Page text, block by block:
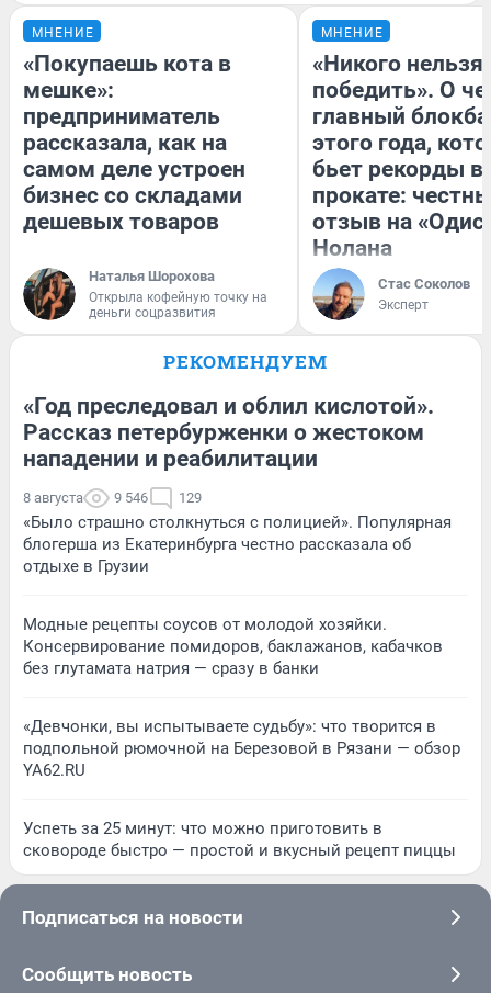
МНЕНИЕ
«Покупаешь кота в
мешке»:
предприниматель
рассказала, как на
самом деле устроен
бизнес со складами
дешевых товаров
Наталья Шорохова
Открыла кофейную точку на
деньги соцразвития
МНЕНИЕ
«Никого нельзя
победить». О
главный
этого года,
бьет рекорды в
прокате:
отзыв на
Нолана
Стас Соколов
Эксперт
РЕКОМЕНДУЕМ
«Год преследовал и облил кислотой».
Рассказ петербурженки о жестоком
нападении и реабилитации
8 августа 9 546 129
«Было страшно столкнуться с полицией». Популярная
блогерша из Екатеринбурга честно рассказала об
отдыхе в Грузии
Модные рецепты соусов от молодой хозяйки.
Консервирование помидоров, баклажанов, кабачков
без глутамата натрия — сразу в банки
«Девчонки, вы испытываете судьбу»: что творится в
подпольной рюмочной на Березовой в Рязани — обзор
YA62.RU
Успеть за 25 минут: что можно приготовить в
сковороде быстро — простой и вкусный рецепт пиццы
Подписаться на новости
Сообщить новость